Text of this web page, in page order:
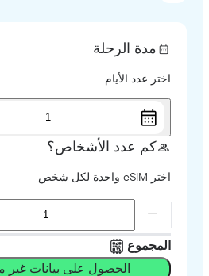
مدة الرحلة
اختر عدد الأيام
كم عدد الأشخاص؟
المجموع
الحصول على بيانات غير